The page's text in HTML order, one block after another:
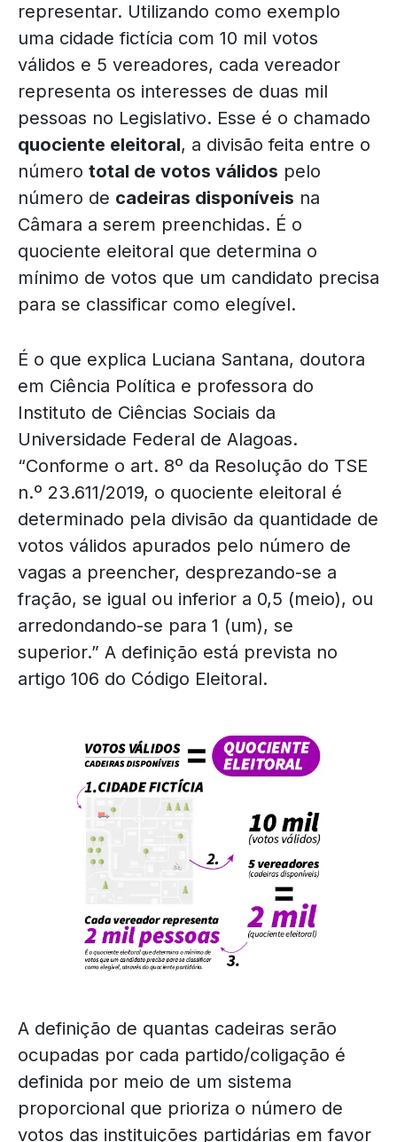
representar. Utilizando como exemplo
uma cidade fictícia com 10 mil votos
válidos e 5 vereadores, cada vereador
representa os interesses de duas mil
pessoas no Legislativo. Esse é o chamado
quociente eleitoral, a divisão feita entre o
número total de votos válidos pelo
número de cadeiras disponíveis na
Câmara a serem preenchidas. É o
quociente eleitoral que determina o
mínimo de votos que um candidato precisa
para se classificar como elegível.
É o que explica Luciana Santana, doutora
em Ciência Política e professora do
Instituto de Ciências Sociais da
Universidade Federal de Alagoas.
“Conforme o art. 8º da Resolução do TSE
n.º 23.611/2019, o quociente eleitoral é
determinado pela divisão da quantidade de
votos válidos apurados pelo número de
vagas a preencher, desprezando-se a
fração, se igual ou inferior a 0,5 (meio), ou
arredondando-se para 1 (um), se
superior.” A definição está prevista no
artigo 106 do Código Eleitoral.
A definição de quantas cadeiras serão
ocupadas por cada partido/coligação é
definida por meio de um sistema
proporcional que prioriza o número de
votos das instituições partidárias em favor